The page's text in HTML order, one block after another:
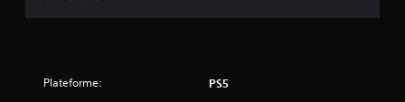
Plateforme: PS5